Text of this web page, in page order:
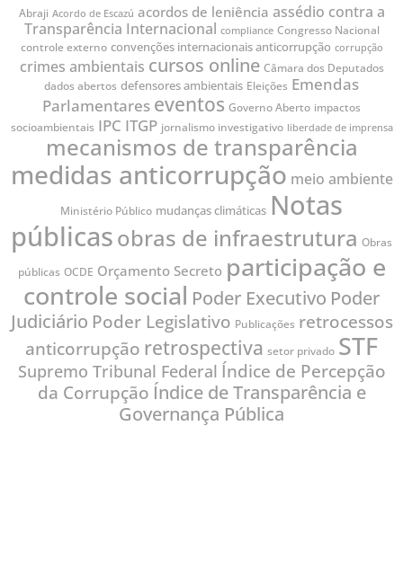
Abraji Acordo de Escazú acordos de leniência assédio contra a
Transparência Internacional compliance Congresso Nacional
controle externo convenções internacionais anticorrupção corrupção
crimes ambientais cursos online Câmara dos Deputados
dados abertos defensores ambientais Eleições Emendas
Parlamentares eventos Governo Aberto impactos
socioambientais IPC ITGP jornalismo investigativo liberdade de imprensa
mecanismos de transparência
medidas anticorrupção meio ambiente
Ministério Público mudanças climáticas Notas
públicasobras de infraestrutura Obras
públicas OCDE Orçamento Secreto participação e
controle social Poder Executivo Poder
Judiciário Poder Legislativo Publicações retrocessos
anticorrupção retrospectiva setor privado STF
Supremo Tribunal Federal Índice de Percepção
da Corrupção Índice de Transparência e
Governança Pública